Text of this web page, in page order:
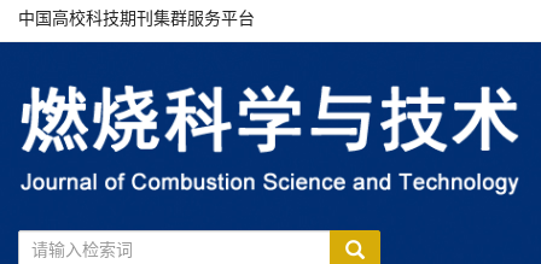
中国高校科技期刊集群服务平台